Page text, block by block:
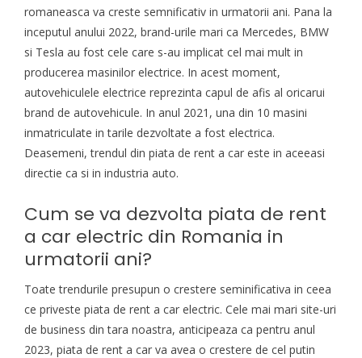
romaneasca va creste semnificativ in urmatorii ani. Pana la
inceputul anului 2022, brand-urile mari ca Mercedes, BMW
si Tesla au fost cele care s-au implicat cel mai mult in
producerea masinilor electrice. In acest moment,
autovehiculele electrice reprezinta capul de afis al oricarui
brand de autovehicule. In anul 2021, una din 10 masini
inmatriculate in tarile dezvoltate a fost electrica.
Deasemeni, trendul din piata de rent a car este in aceeasi
directie ca si in industria auto.
Cum se va dezvolta piata de rent
a car electric din Romania in
urmatorii ani?
Toate trendurile presupun o crestere seminificativa in ceea
ce priveste piata de rent a car electric. Cele mai mari site-uri
de business din tara noastra, anticipeaza ca pentru anul
2023, piata de rent a car va avea o crestere de cel putin